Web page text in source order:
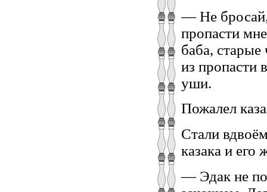
— Не бросай,
пропасти
баба, старые
из пропасти
уши.
Пожалел
Стали
казака и его
— Эдак не